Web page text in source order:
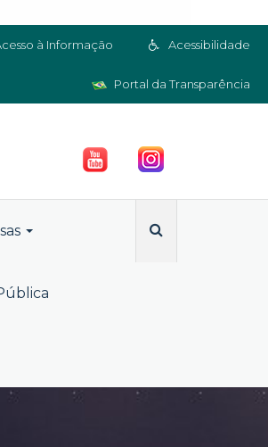
Acessibilidade
à Informação
Portal da Transparência